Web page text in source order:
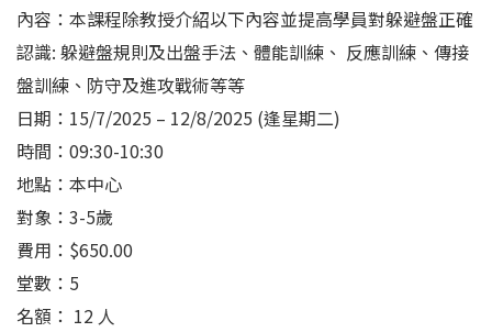
內容：本課程除教授介紹以下內容並提高學員對躲避盤正確
認識: 躲避盤規則及出盤手法、體能訓練、 反應訓練、傳接
盤訓練、防守及進攻戰術等等
日期：15/7/2025 – 12/8/2025 (逢星期二)
時間：09:30-10:30
地點：本中心
對象：3-5歲
費用：$650.00
堂數：5
名額： 12 人